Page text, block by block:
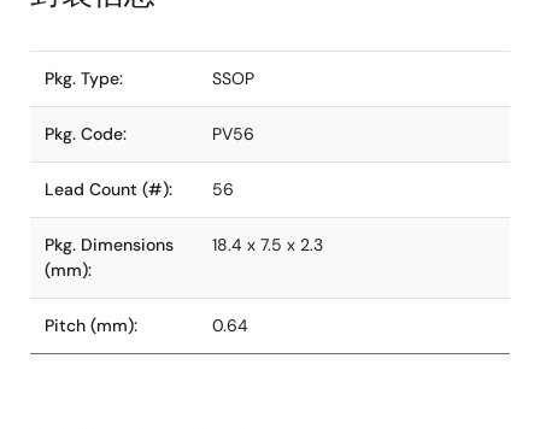
Pkg. Type: SSOP
Pkg. Code: PV56
Lead Count (#): 56
Pkg. Dimensions
(mm):
18.4 x 7.5 x 2.3
Pitch (mm): 0.64